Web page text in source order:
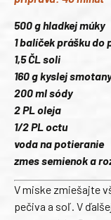
500 g hladkej múky
1 balíček prášku do
1,5 ČL soli
160 g kyslej
200 ml sódy
2 PL oleja
1/2 PL octu
voda na potieranie
zmes semienok a
V miske zmiešajte
pečiva a soľ. V